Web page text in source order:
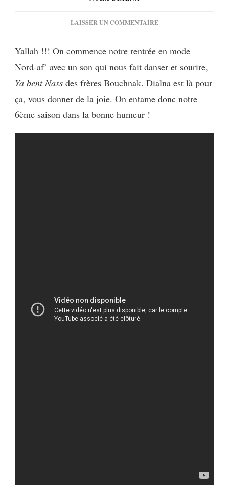
LAISSER UN COMMENTAIRESUR
FRÈRES
BOUCHNAK
YA
BENT
Yallah !!! On commence notre rentrée en mode
Nord-af’ avec un son qui nous fait danser et sourire,
Ya bent Nass des frères Bouchnak. Dialna est là pour
ça, vous donner de la joie. On entame donc notre
6ème saison dans la bonne humeur !